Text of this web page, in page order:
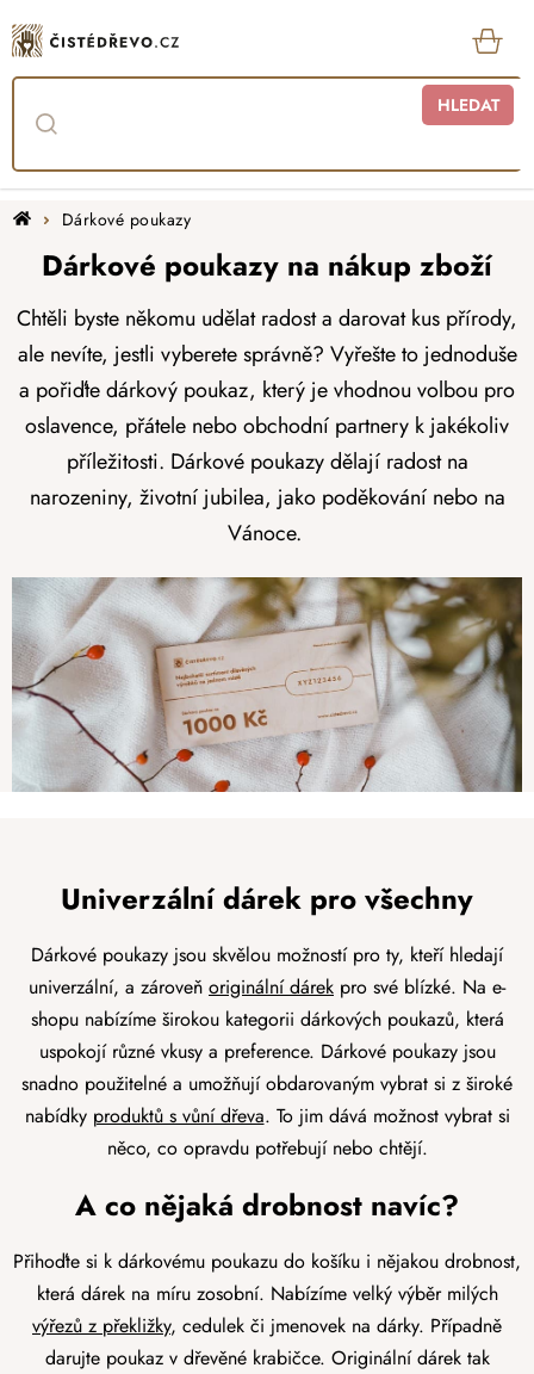
na
obsah
HLEDAT
DomůDárkové poukazy
Dárkové poukazy na nákup zboží
Chtěli byste někomu udělat radost a darovat kus přírody,
ale nevíte, jestli vyberete správně? Vyřešte to jednoduše
a pořiďte dárkový poukaz, který je vhodnou volbou pro
oslavence, přátele nebo obchodní partnery k jakékoliv
příležitosti. Dárkové poukazy dělají radost na
narozeniny, životní jubilea, jako poděkování nebo na
Vánoce.
Univerzální dárek pro všechny
Dárkové poukazy jsou skvělou možností pro ty, kteří hledají
univerzální, a zároveň originální dárek pro své blízké. Na e-
shopu nabízíme širokou kategorii dárkových poukazů, která
uspokojí různé vkusy a preference. Dárkové poukazy jsou
snadno použitelné a umožňují obdarovaným vybrat si z široké
nabídky produktů s vůní dřeva. To jim dává možnost vybrat si
něco, co opravdu potřebují nebo chtějí.
A co nějaká drobnost navíc?
Přihoďte si k dárkovému poukazu do košíku i nějakou drobnost,
která dárek na míru zosobní. Nabízíme velký výběr milých
výřezů z překližky, cedulek či jmenovek na dárky. Případně
darujte poukaz v dřevěné krabičce. Originální dárek tak